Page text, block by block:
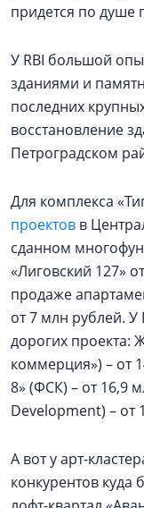
придется по душе
У RBI большой
зданиями и
последних
восстановление
Петроградском
Для комплекса
проектов в
сданном
«Лиговский 127»
продаже
от 7 млн рублей. У
дорогих проекта:
коммерция») – от
8» (ФСК) – от 16,9
Development) – от
А вот у арт-
конкурентов куда